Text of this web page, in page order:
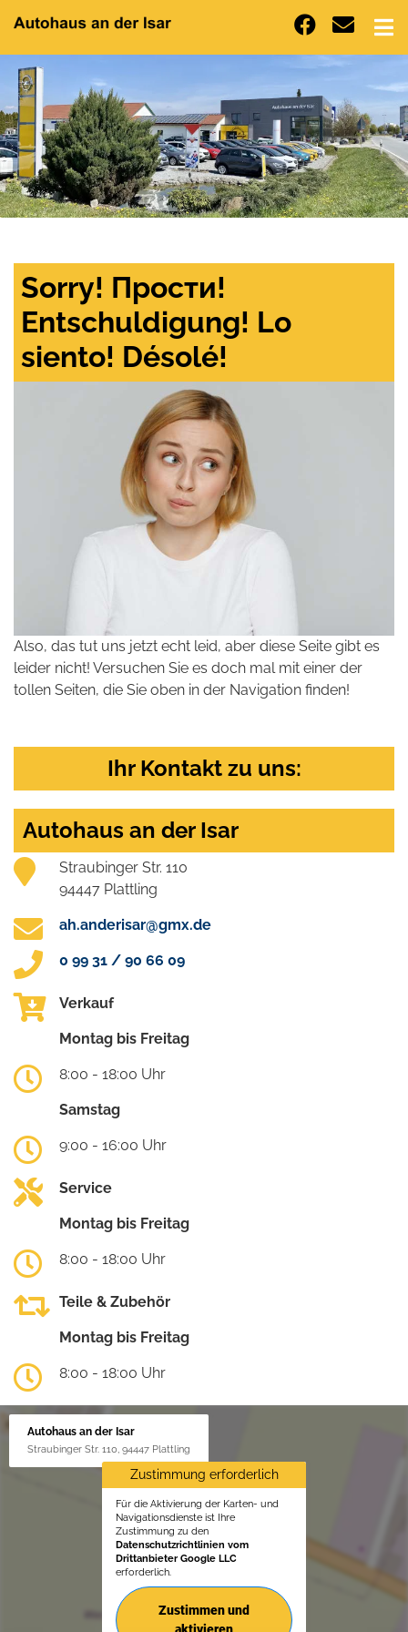
Sorry! Прости!
Entschuldigung! Lo
siento! Désolé!
Also, das tut uns jetzt echt leid, aber diese Seite gibt es
leider nicht! Versuchen Sie es doch mal mit einer der
tollen Seiten, die Sie oben in der Navigation finden!
Ihr Kontakt zu uns:
Autohaus an der Isar
Straubinger Str. 110
94447 Plattling
ah.anderisar@gmx.de
0 99 31 / 90 66 09
Verkauf
Montag bis Freitag
8:00 - 18:00 Uhr
Samstag
9:00 - 16:00 Uhr
Service
Montag bis Freitag
8:00 - 18:00 Uhr
Teile & Zubehör
Montag bis Freitag
8:00 - 18:00 Uhr
Autohaus an der Isar
Straubinger Str. 110, 94447 Plattling
Zustimmung erforderlich
Für die Aktivierung der Karten- und
Navigationsdienste ist Ihre
Zustimmung zu den
Datenschutzrichtlinien vom
Drittanbieter Google LLC
erforderlich.
Zustimmen und